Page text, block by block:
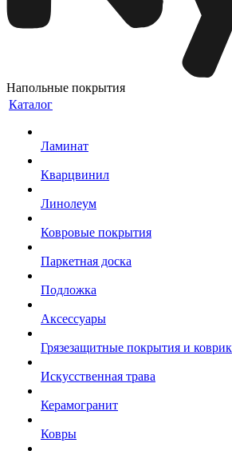
Напольные покрытия
Каталог
Ламинат
Кварцвинил
Линолеум
Ковровые покрытия
Паркетная доска
Подложка
Аксессуары
Грязезащитные покрытия и
Искусственная трава
Керамогранит
Ковры